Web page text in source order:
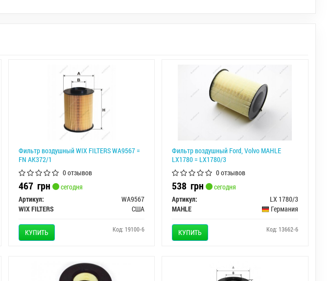
Фильтр воздушный WIX FILTERS WA9567 =
FN AK372/1
0 отзывов
467 грн
сегодня
Артикул:
WA9567
WIX FILTERS
США
КУПИТЬ Код: 19100-6
Фильтр воздушный Ford, Volvo MAHLE
LX1780 = LX1780/3
0 отзывов
538грн
сегодня
Артикул:
LX 1780/3
MAHLE
Германия
КУПИТЬ Код: 13662-6